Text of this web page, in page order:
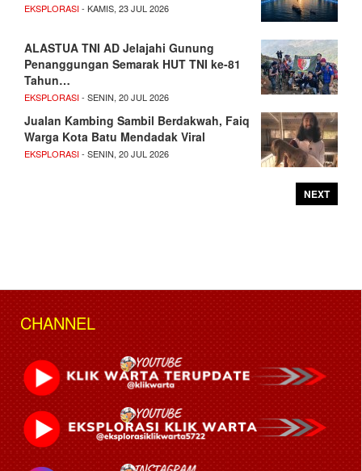
EKSPLORASI- KAMIS, 23 JUL 2026
ALASTUA TNI AD Jelajahi Gunung
Penanggungan Semarak HUT TNI ke-81
Tahun…
EKSPLORASI- SENIN, 20 JUL 2026
Jualan Kambing Sambil Berdakwah, Faiq
Warga Kota Batu Mendadak Viral
EKSPLORASI- SENIN, 20 JUL 2026
NEXT
CHANNEL